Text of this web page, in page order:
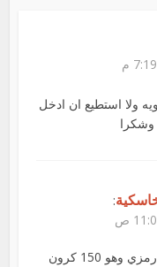
ولا استطيع ان ادخل
وشكرا
:
اهلا بك معانا سعر الاشتراك اصبح بسعر رمزي وهو 150 كرون